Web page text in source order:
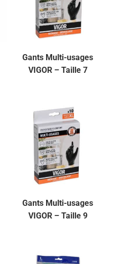
Gants Multi-usages
VIGOR – Taille 7
Gants Multi-usages
VIGOR – Taille 9